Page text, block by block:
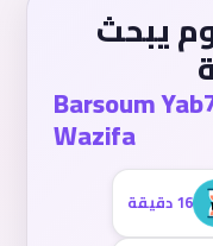
يبحث
Barsoum
Wazifa
16 دقيقة